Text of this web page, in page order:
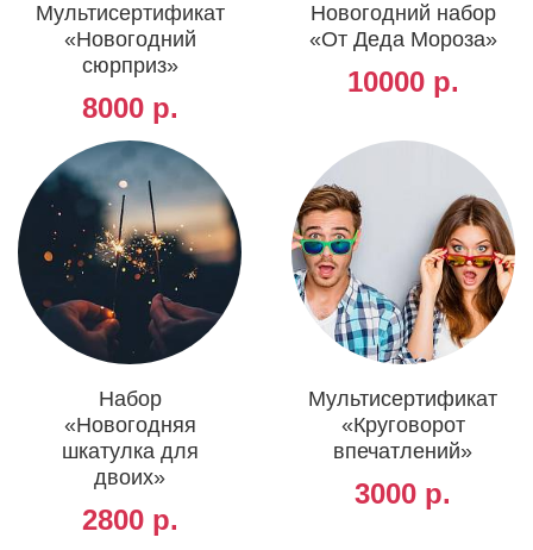
Мультисертификат
«Новогодний
сюрприз»
8000 р.
Новогодний набор
«От Деда Мороза»
10000 р.
Набор
«Новогодняя
шкатулка для
двоих»
2800 р.
Мультисертификат
«Круговорот
впечатлений»
3000 р.